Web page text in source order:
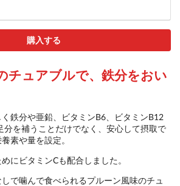
購入する
チュアブルで、鉄分をおい
鉄分や亜鉛、ビタミンB6、ビタミンB12
分を補うことだけでなく、安心して摂取で
素や量を設定。
にビタミンCも配合しました。
で噛んで食べられるプルーン風味のチュ